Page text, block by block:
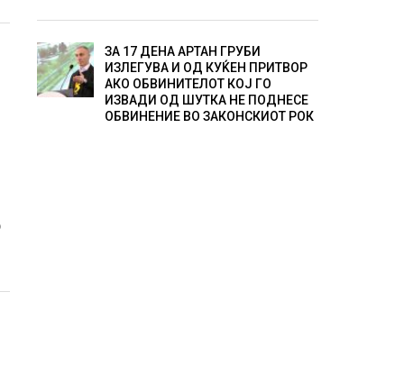
ЗА 17 ДЕНА АРТАН ГРУБИ
ИЗЛЕГУВА И ОД КУЌЕН ПРИТВОР
АКО ОБВИНИТЕЛОТ КОЈ ГО
ИЗВАДИ ОД ШУТКА НЕ ПОДНЕСЕ
ОБВИНЕНИЕ ВО ЗАКОНСКИОТ РОК